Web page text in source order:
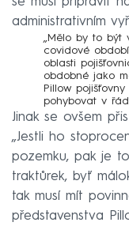
administrativním
„Mělo by to být
covidové
oblasti
obdobné jako
Pillow
pohybovat v
Jinak se ovšem
„Jestli ho
pozemku, pak je
traktůrek, byť
tak musí mít
představenstva